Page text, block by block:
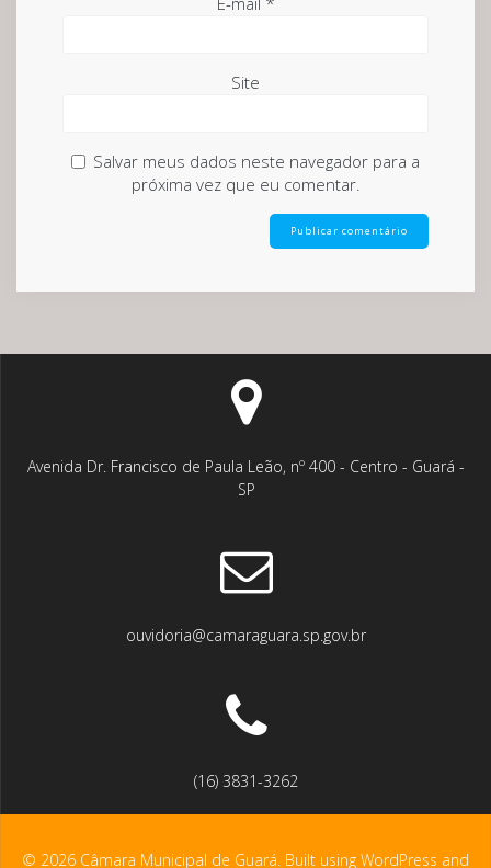
Site
Salvar meus dados neste navegador para a
próxima vez que eu comentar.
Avenida Dr. Francisco de Paula Leão, nº 400 - Centro - Guará -
SP
ouvidoria@camaraguara.sp.gov.br
(16) 3831-3262
© 2026 Câmara Municipal de Guará. Built using WordPress and